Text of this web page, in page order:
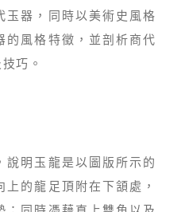
玉器，同時以美術史風格
的風格特徵，並剖析商代
巧。
說明玉龍是以圖版所示的
的龍足頂附在下頷處，